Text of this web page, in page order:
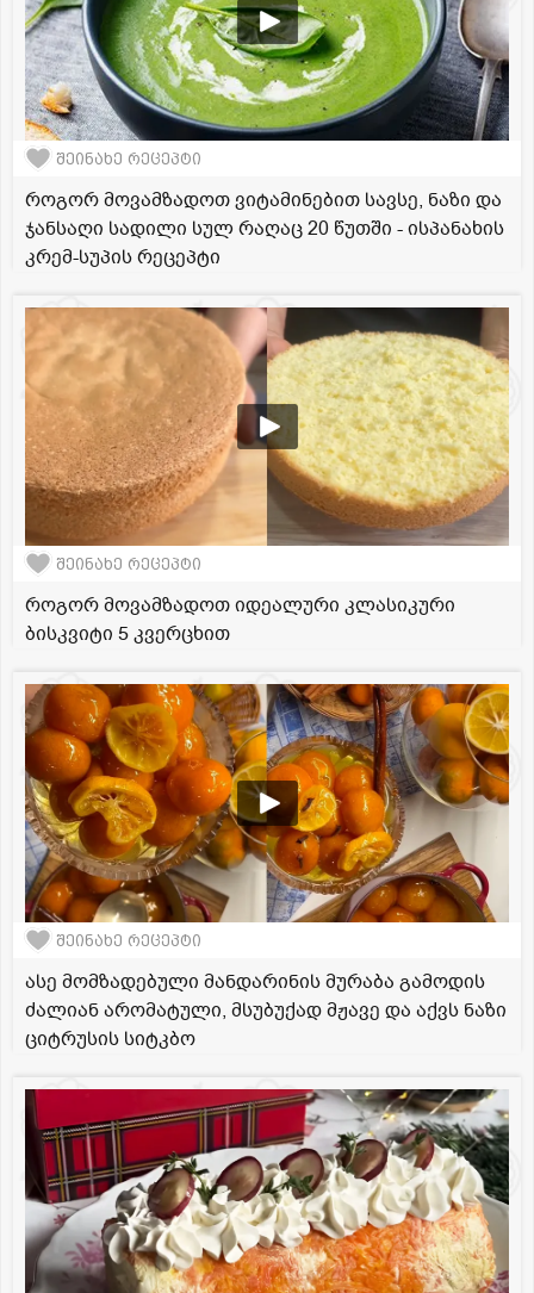
შეინახე რეცეპტი
როგორ მოვამზადოთ ვიტამინებით სავსე, ნაზი და
ჯანსაღი სადილი სულ რაღაც 20 წუთში - ისპანახის
კრემ-სუპის რეცეპტი
შეინახე რეცეპტი
როგორ მოვამზადოთ იდეალური კლასიკური
ბისკვიტი 5 კვერცხით
შეინახე რეცეპტი
ასე მომზადებული მანდარინის მურაბა გამოდის
ძალიან არომატული, მსუბუქად მჟავე და აქვს ნაზი
ციტრუსის სიტკბო